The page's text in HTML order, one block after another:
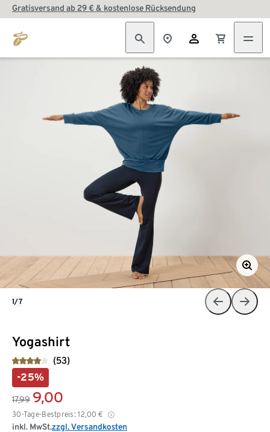
Gratisversand ab 29 € & kostenlose Rücksendung
Yogashirt
(53)
-25%
17,99 9,00
30-Tage-Bestpreis: 12,00 €
inkl. MwSt.zzgl. Versandkosten
1/7